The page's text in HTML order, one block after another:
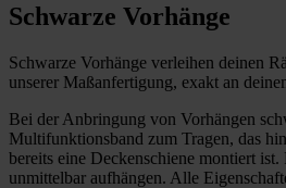
Schwarze Vorhänge
Schwarze Vorhänge verleihen deinen
unserer Maßanfertigung, exakt an
Bei der Anbringung von Vorhängen
Multifunktionsband zum Tragen, das
bereits eine Deckenschiene montiert
unmittelbar aufhängen. Alle